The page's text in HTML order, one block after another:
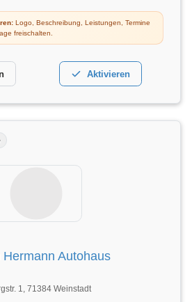
Logo, Beschreibung, Leistungen, Termine
freischalten.
Aktivieren
Hermann Autohaus
1, 71384 Weinstadt